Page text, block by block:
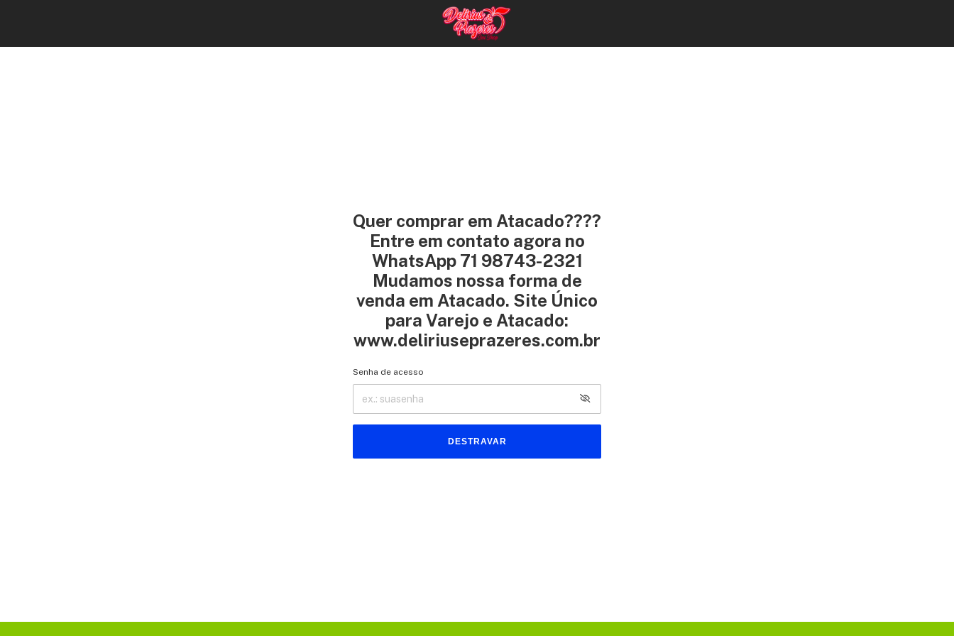
Quer comprar em Atacado????
Entre em contato agora no
WhatsApp 71 98743-2321
Mudamos nossa forma de
venda em Atacado. Site Único
para Varejo e Atacado:
www.deliriuseprazeres.com.br
Senha de acesso
DESTRAVAR